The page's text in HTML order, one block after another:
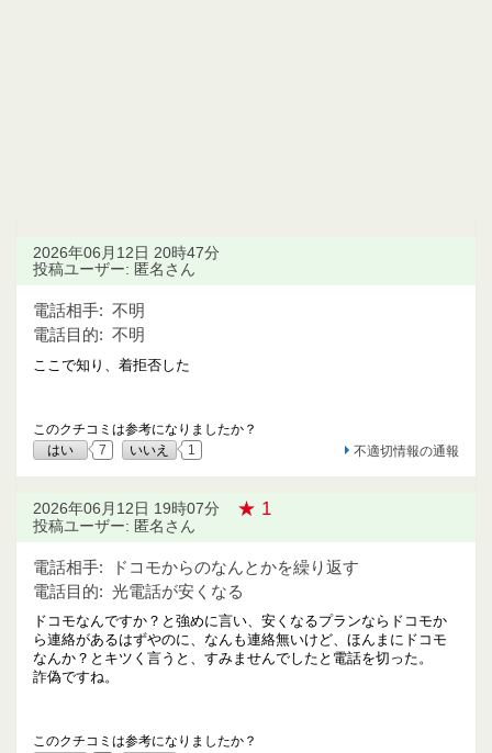
2026年06月12日 20時47分
投稿ユーザー: 匿名さん
電話相手: 不明
電話目的: 不明
ここで知り、着拒否した
このクチコミは参考になりましたか？
はい
7 いいえ 1 不適切情報の通報
2026年06月12日 19時07分 ★ 1
投稿ユーザー: 匿名さん
電話相手:
ドコモからのなんとかを繰り返す
電話目的: 光電話が安くなる
ドコモなんですか？と強めに言い、安くなるプランならドコモか
ら連絡があるはずやのに、なんも連絡無いけど、ほんまにドコモ
なんか？とキツく言うと、すみませんでしたと電話を切った。
詐偽ですね。
このクチコミは参考になりましたか？